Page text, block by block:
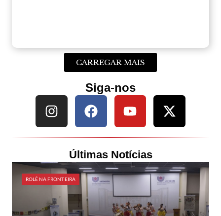
CARREGAR MAIS
Siga-nos
Últimas Notícias
ROLÊ NA FRONTEIRA